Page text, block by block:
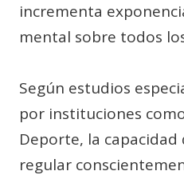
incrementa
mental sobre todos
Según estudios
por instituciones
Deporte, la
regular